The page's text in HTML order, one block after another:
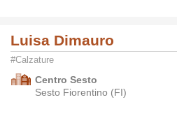
Luisa Dimauro
#Calzature
Centro Sesto
Sesto Fiorentino (FI)